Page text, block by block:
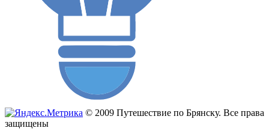
© 2009 Путешествие по Брянску. Все права
защищены